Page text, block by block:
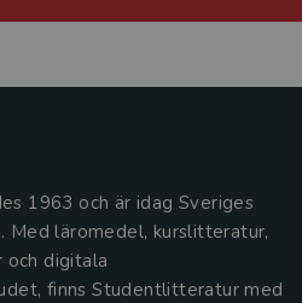
1963 och är idag Sveriges
Med läromedel, kurslitteratur,
digitala
finns Studentlitteratur med